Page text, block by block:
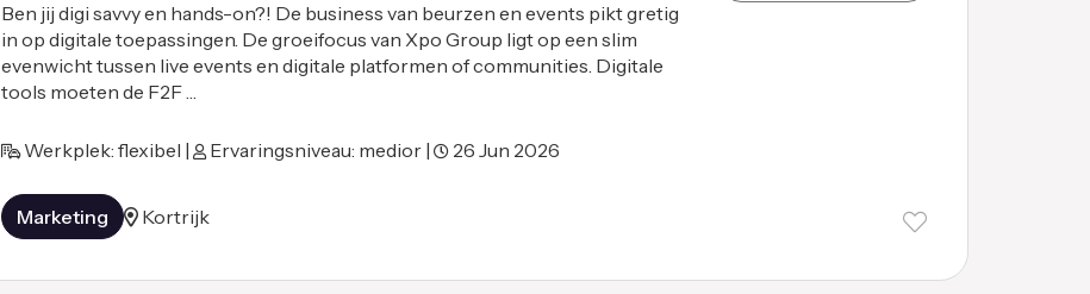
Ben jij digi savvy en hands-on?! De business van beurzen en events pikt gretig
in op digitale toepassingen. De groeifocus van Xpo Group ligt op een slim
evenwicht tussen live events en digitale platformen of communities. Digitale
tools moeten de F2F …
Werkplek: flexibel | Ervaringsniveau: medior | 26 Jun 2026
Marketing Kortrijk